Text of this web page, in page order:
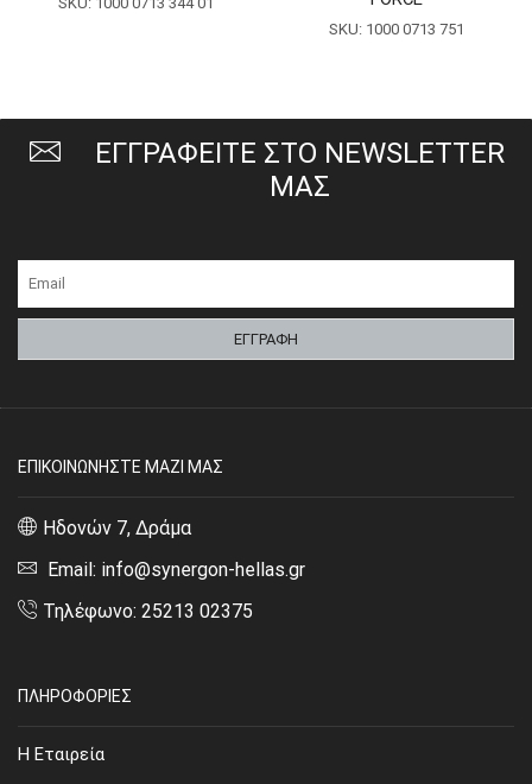
SKU: 1000 0713 751
ΕΓΓΡΑΦΕΙΤΕ ΣΤΟ NEWSLETTER
ΜΑΣ
ΕΠΙΚΟΙΝΩΝΗΣΤΕ ΜΑΖΙ ΜΑΣ
Ηδονών 7, Δράμα
Email: info@synergon-hellas.gr
Τηλέφωνο: 25213 02375
ΠΛΗΡΟΦΟΡΙΕΣ
Η Εταιρεία